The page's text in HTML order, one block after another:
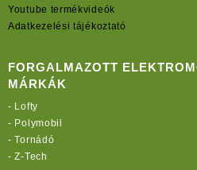
Youtube termékvideók
Adatkezelési tájékoztató
FORGALMAZOTT
MÁRKÁK
- Lofty
- Polymobil
-Tornádó
-Z-Tech